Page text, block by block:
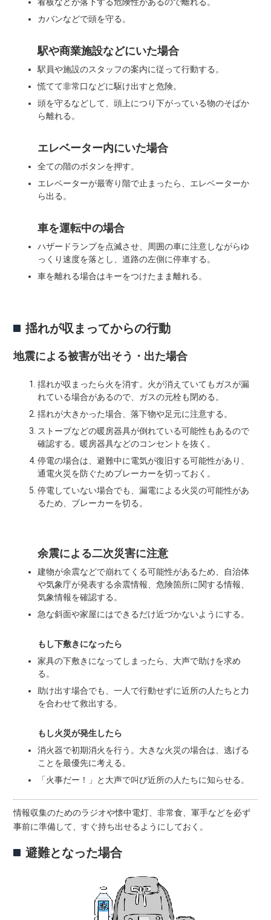
看板などが落下する危険性があるので離れる。
カバンなどで頭を守る。
駅や商業施設などにいた場合
駅員や施設のスタッフの案内に従って行動する。
慌てて非常口などに駆け出すと危険。
頭を守るなどして、頭上につり下がっている物のそばか
ら離れる。
エレベーター内にいた場合
全ての階のボタンを押す。
エレベーターが最寄り階で止まったら、エレベーターか
ら出る。
車を運転中の場合
ハザードランプを点滅させ、周囲の車に注意しながらゆ
っくり速度を落とし、道路の左側に停車する。
車を離れる場合はキーをつけたまま離れる。
揺れが収まってからの行動
地震による被害が出そう・出た場合
揺れが収まったら火を消す。火が消えていてもガスが漏
れている場合があるので、ガスの元栓も閉める。
揺れが大きかった場合、落下物や足元に注意する。
ストーブなどの暖房器具が倒れている可能性もあるので
確認する。暖房器具などのコンセントを抜く。
停電の場合は、避難中に電気が復旧する可能性があり、
通電火災を防ぐためブレーカーを切っておく。
停電していない場合でも、漏電による火災の可能性があ
るため、ブレーカーを切る。
余震による二次災害に注意
建物が余震などで崩れてくる可能性があるため、自治体
や気象庁が発表する余震情報、危険箇所に関する情報、
気象情報を確認する。
急な斜面や家屋にはできるだけ近づかないようにする。
もし下敷きになったら
家具の下敷きになってしまったら、大声で助けを求め
る。
助け出す場合でも、一人で行動せずに近所の人たちと力
を合わせて救出する。
もし火災が発生したら
消火器で初期消火を行う。大きな火災の場合は、逃げる
ことを最優先に考える。
「火事だー！」と大声で叫び近所の人たちに知らせる。
情報収集のためのラジオや懐中電灯、非常食、軍手などを必ず
事前に準備して、すぐ持ち出せるようにしておく。
避難となった場合